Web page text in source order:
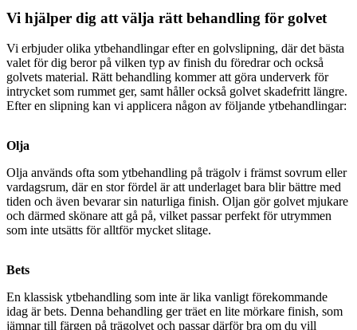
Vi hjälper dig att välja rätt behandling för golvet
Vi erbjuder olika ytbehandlingar efter en golvslipning, där det bästa
valet för dig beror på vilken typ av finish du föredrar och också
golvets material. Rätt behandling kommer att göra underverk för
intrycket som rummet ger, samt håller också golvet skadefritt längre.
Efter en slipning kan vi applicera någon av följande ytbehandlingar:
Olja
Olja används ofta som ytbehandling på trägolv i främst sovrum eller
vardagsrum, där en stor fördel är att underlaget bara blir bättre med
tiden och även bevarar sin naturliga finish. Oljan gör golvet mjukare
och därmed skönare att gå på, vilket passar perfekt för utrymmen
som inte utsätts för alltför mycket slitage.
Bets
En klassisk ytbehandling som inte är lika vanligt förekommande
idag är bets. Denna behandling ger träet en lite mörkare finish, som
jämnar till färgen på trägolvet och passar därför bra om du vill